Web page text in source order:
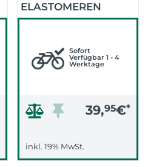
ELASTOMEREN
(BLACK)
Sofort
Verfügbar 1 - 4
Werktage
39,95€*
inkl. 19% MwSt.